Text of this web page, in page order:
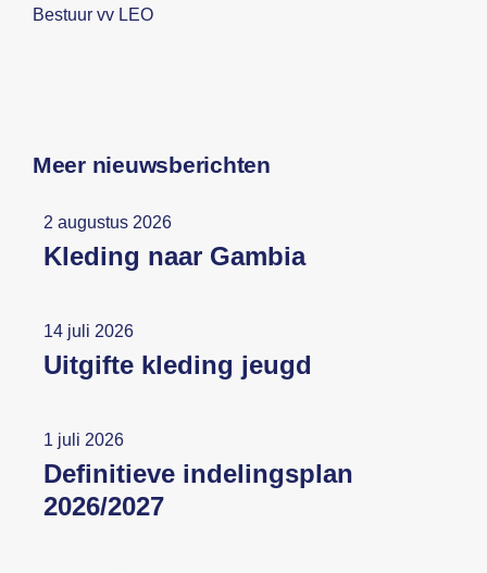
Bestuur vv LEO
Meer nieuwsberichten
2 augustus 2026
Kleding naar Gambia
14 juli 2026
Uitgifte kleding jeugd
1 juli 2026
Definitieve indelingsplan
2026/2027